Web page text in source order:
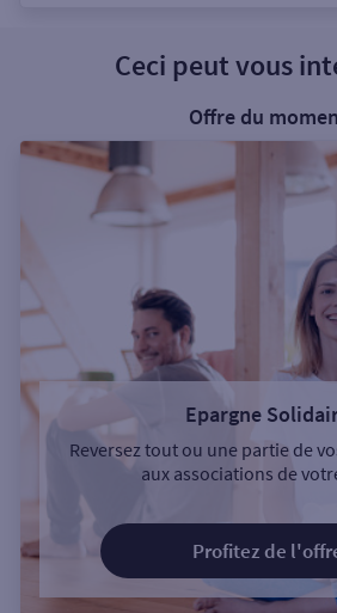
Ceci peut vous
Offre du
Epargne
Reversez tout ou une partie de
aux associations de
Profitez de